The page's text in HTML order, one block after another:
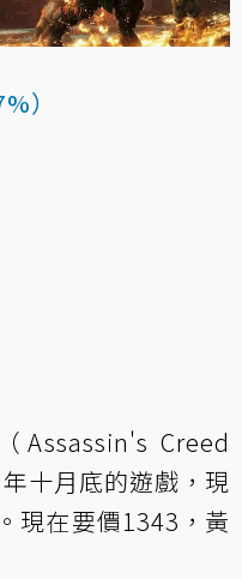
）
Creed
十月底的遊戲，現
現在要價1343，黃